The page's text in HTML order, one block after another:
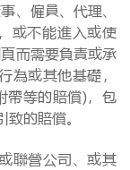
、僱員、代理、
或不能進入或使
而需要負責或承
為或其他基礎，
帶等的賠償)，包
的賠償。
營公司、或其